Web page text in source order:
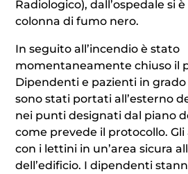
Radiologico), dall’ospedale si
colonna di fumo nero.
In seguito all’incendio è stato
momentaneamente chiuso il
Dipendenti e pazienti in
sono stati portati all’esterno
nei punti designati dal piano
come prevede il protocollo.
con i lettini in un’area sicura
dell’edificio. I dipendenti